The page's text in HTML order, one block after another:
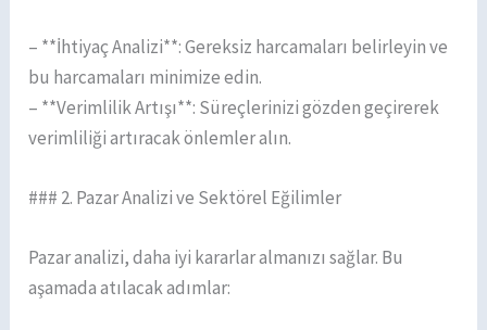
– **İhtiyaç Analizi**: Gereksiz harcamaları belirleyin ve
bu harcamaları minimize edin.
– **Verimlilik Artışı**: Süreçlerinizi gözden geçirerek
verimliliği artıracak önlemler alın.
### 2. Pazar Analizi ve Sektörel Eğilimler
Pazar analizi, daha iyi kararlar almanızı sağlar. Bu
aşamada atılacak adımlar: